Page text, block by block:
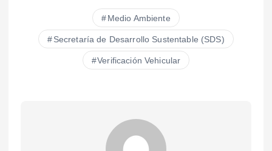
Medio Ambiente
Secretaría de Desarrollo Sustentable (SDS)
Verificación Vehicular